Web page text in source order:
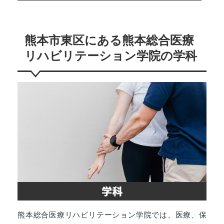
熊本市東区にある熊本総合医療
リハビリテーション学院の学科
熊本総合医療リハビリテーション学院では、医療、保